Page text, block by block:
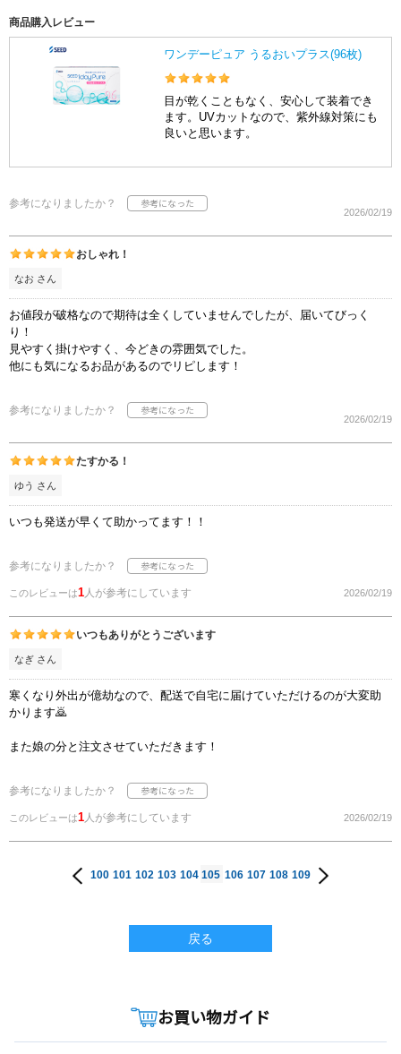
商品購入レビュー
ワンデーピュア うるおいプラス(96枚)
目が乾くこともなく、安心して装着でき
ます。UVカットなので、紫外線対策にも
良いと思います。
参考になりましたか？
2026/02/19
おしゃれ！
なお さん
お値段が破格なので期待は全くしていませんでしたが、届いてびっく
り！
見やすく掛けやすく、今どきの雰囲気でした。
他にも気になるお品があるのでリピします！
参考になりましたか？
2026/02/19
たすかる！
ゆう さん
いつも発送が早くて助かってます！！
参考になりましたか？
このレビューは1 人が参考にしています 2026/02/19
いつもありがとうございます
なぎ さん
寒くなり外出が億劫なので、配送で自宅に届けていただけるのが大変助
かります🙇
また娘の分と注文させていただきます！
参考になりましたか？
このレビューは1 人が参考にしています 2026/02/19
100 101 102 103 104 105 106 107 108 109
戻る
お買い物ガイド